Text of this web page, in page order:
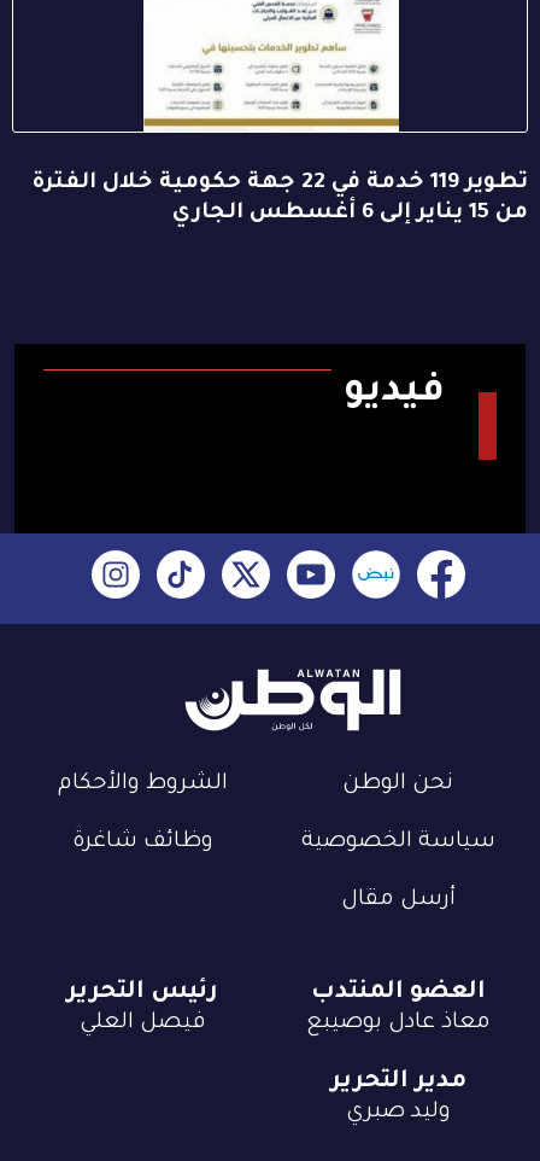
تطوير 119 خدمة في 22 جهة حكومية خلال الفترة
من 15 يناير إلى 6 أغسطس الجاري
فيديو
نحن الوطن الشروط والأحكام
سياسة الخصوصية وظائف شاغرة
أرسل مقال
العضو المنتدب
معاذ عادل بوصيبع
رئيس التحرير
فيصل العلي
مدير التحرير
وليد صبري